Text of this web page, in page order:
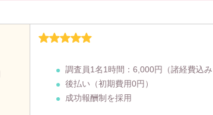
調査員1名1時間： 6,000円 （諸経費込み
後払い（初期費用0円）
成功報酬制を採用